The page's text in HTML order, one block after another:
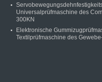
Universalprüfmaschine des
300KN
Elektronische
Textilprüfmaschine des